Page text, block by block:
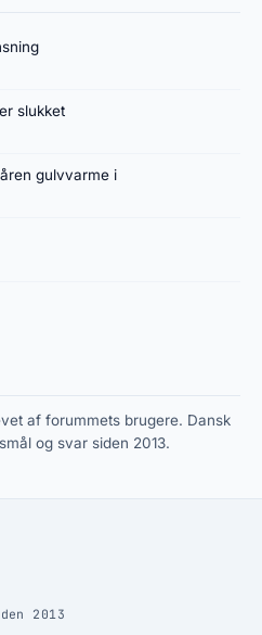
slukket
gulvvarme i
af forummets brugere. Dansk
og svar siden 2013.
2013